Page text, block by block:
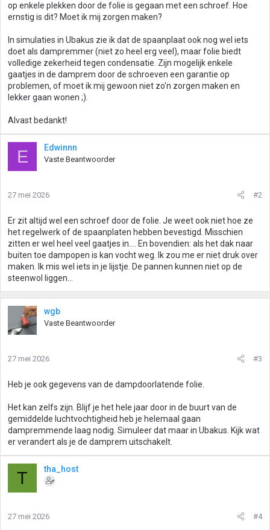
op enkele plekken door de folie is gegaan met een schroef. Hoe
ernstig is dit? Moet ik mij zorgen maken?
In simulaties in Ubakus zie ik dat de spaanplaat ook nog wel iets
doet als dampremmer (niet zo heel erg veel), maar folie biedt
volledige zekerheid tegen condensatie. Zijn mogelijk enkele
gaatjes in de damprem door de schroeven een garantie op
problemen, of moet ik mij gewoon niet zo'n zorgen maken en
lekker gaan wonen ;).
Alvast bedankt!
E Edwinnn
Vaste Beantwoorder
27 mei 2026 #2
Er zit altijd wel een schroef door de folie. Je weet ook niet hoe ze
het regelwerk of de spaanplaten hebben bevestigd. Misschien
zitten er wel heel veel gaatjes in.... En bovendien: als het dak naar
buiten toe dampopen is kan vocht weg. Ik zou me er niet druk over
maken. Ik mis wel iets in je lijstje. De pannen kunnen niet op de
steenwol liggen...
wgb
Vaste Beantwoorder
27 mei 2026 #3
Heb je ook gegevens van de dampdoorlatende folie.
Het kan zelfs zijn. Blijf je het hele jaar door in de buurt van de
gemiddelde luchtvochtigheid heb je helemaal gaan
dampremmende laag nodig. Simuleer dat maar in Ubakus. Kijk wat
er verandert als je de damprem uitschakelt.
T tha_host
27 mei 2026 #4